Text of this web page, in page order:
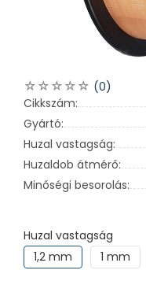
(0)
Cikkszám:
Gyártó:
Huzal vastagság:
Huzaldob átmérő:
Minőségi besorolás:
Huzal vastagság
1,2 mm
1 mm